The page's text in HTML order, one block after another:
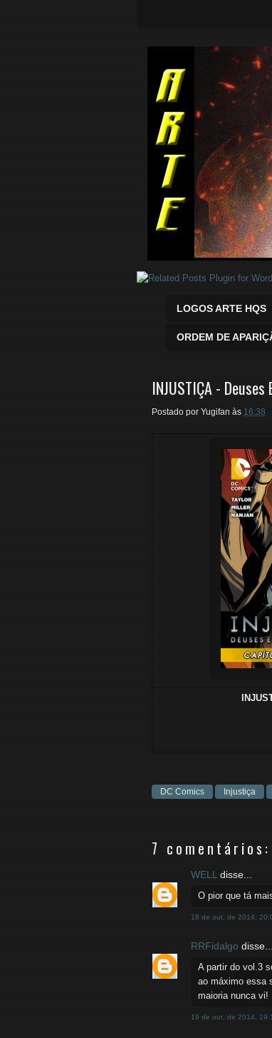
Quadrinhos Marvel e DC
LOGOS ARTE HQS
ORDEM DE
INJUSTIÇA -
Postado por Yugifan às 16:38
DC Comics Injustiça
7 comentários:
WELL disse...
O pior que tá
18 de out. de 2014,
RRFidalgo disse...
A partir do vol.3
ao máximo essa
maioria nunca vi!
19 de out. de 2014,